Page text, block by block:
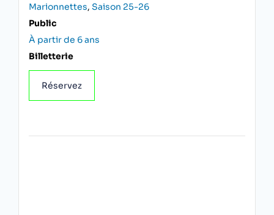
Marionnettes, Saison 25-26
Public
À partir de 6 ans
Billetterie
Réservez